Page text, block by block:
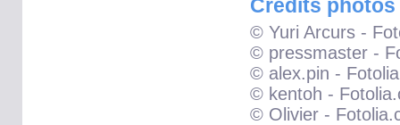
Crédits photos
© Yuri Arcurs -
© pressmaster -
© alex.pin -
© kentoh -
© Olivier -